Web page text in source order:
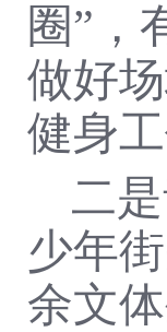
圈”，
做好
健身
二
少年
余文